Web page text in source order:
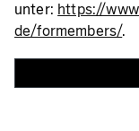
unter: https://
de/formembers/.